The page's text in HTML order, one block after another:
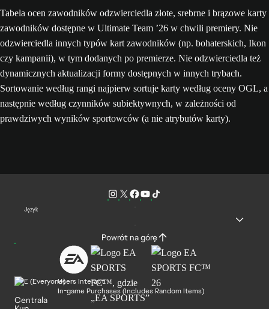
Tabela ocen zawodników odzwierciedla złote, srebrne i brązowe karty
zawodników dostępne w Ultimate Team ’26 w chwili premiery. Nie
odzwierciedla innych typów kart zawodników (np. bohaterskich, Ikon
czy kampanii), w tym dodanych po premierze. Nie odzwierciedla też
dynamicznych aktualizacji formy dostępnych w innych trybach.
Sortowanie według rangi najpierw sortuje karty według oceny OGL, a
następnie według czynników subiektywnych, w zależności od
prawdziwych wyników sportowców (a nie atrybutów karty).
Język
Powrót na górę
Users Interact
In-game Purchases (Includes Random Items)
Centrala